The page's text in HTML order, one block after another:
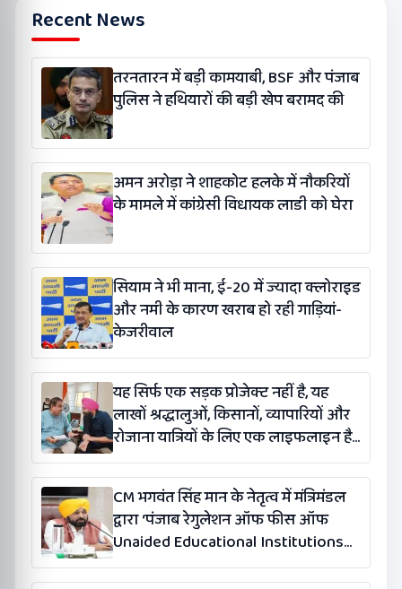
Recent News
तरनतारन में बड़ी कामयाबी, BSF और पंजाब
पुलिस ने हथियारों की बड़ी खेप बरामद की
अमन अरोड़ा ने शाहकोट हलके में नौकरियों
के मामले में कांग्रेसी विधायक लाडी को घेरा
सियाम ने भी माना, ई-20 में ज्यादा क्लोराइड
और नमी के कारण खराब हो रही गाड़ियां-
केजरीवाल
यह सिर्फ एक सड़क प्रोजेक्ट नहीं है, यह
लाखों श्रद्धालुओं, किसानों, व्यापारियों और
रोजाना यात्रियों के लिए एक लाइफलाइन है:
कंग
CM भगवंत सिंह मान के नेतृत्व में मंत्रिमंडल
द्वारा ‘पंजाब रेगुलेशन ऑफ फीस ऑफ
Unaided Educational Institutions
(संशोधन) विधेयक-2026’ पास